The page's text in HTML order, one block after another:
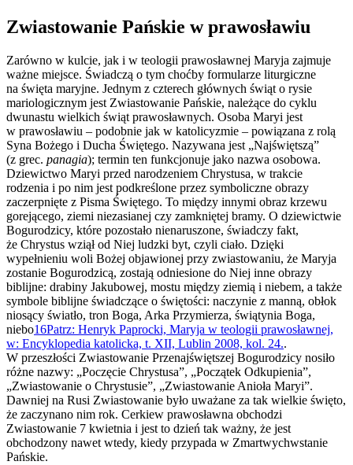
Zwiastowanie Pańskie w prawosławiu
Zarówno w kulcie, jak i w teologii prawosławnej Maryja zajmuje
ważne miejsce. Świadczą o tym choćby formularze liturgiczne
na święta maryjne. Jednym z czterech głównych świąt o rysie
mariologicznym jest Zwiastowanie Pańskie, należące do cyklu
dwunastu wielkich świąt prawosławnych. Osoba Maryi jest
w prawosławiu – podobnie jak w katolicyzmie – powiązana z rolą
Syna Bożego i Ducha Świętego. Nazywana jest „Najświętszą”
(z grec. panagia); termin ten funkcjonuje jako nazwa osobowa.
Dziewictwo Maryi przed narodzeniem Chrystusa, w trakcie
rodzenia i po nim jest podkreślone przez symboliczne obrazy
zaczerpnięte z Pisma Świętego. To między innymi obraz krzewu
gorejącego, ziemi niezasianej czy zamkniętej bramy. O dziewictwie
Bogurodzicy, które pozostało nienaruszone, świadczy fakt,
że Chrystus wziął od Niej ludzki byt, czyli ciało. Dzięki
wypełnieniu woli Bożej objawionej przy zwiastowaniu, że Maryja
zostanie Bogurodzicą, zostają odniesione do Niej inne obrazy
biblijne: drabiny Jakubowej, mostu między ziemią i niebem, a także
symbole biblijne świadczące o świętości: naczynie z manną, obłok
niosący światło, tron Boga, Arka Przymierza, świątynia Boga,
niebo16Patrz: Henryk Paprocki, Maryja w teologii prawosławnej,
w: Encyklopedia katolicka, t. XII, Lublin 2008, kol. 24..
W przeszłości Zwiastowanie Przenajświętszej Bogurodzicy nosiło
różne nazwy: „Poczęcie Chrystusa”, „Początek Odkupienia”,
„Zwiastowanie o Chrystusie”, „Zwiastowanie Anioła Maryi”.
Dawniej na Rusi Zwiastowanie było uważane za tak wielkie święto,
że zaczynano nim rok. Cerkiew prawosławna obchodzi
Zwiastowanie 7 kwietnia i jest to dzień tak ważny, że jest
obchodzony nawet wtedy, kiedy przypada w Zmartwychwstanie
Pańskie.